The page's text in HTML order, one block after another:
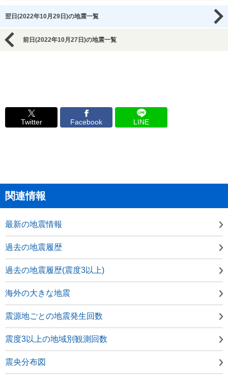
翌日(2022年10月29日)の地震一覧
前日(2022年10月27日)の地震一覧
Twitter Facebook LINE
関連情報
最新の地震情報
過去の地震履歴
過去の地震履歴(震度3以上)
海外の大きな地震
震源地ごとの地震発生回数
震度3以上の地域別観測回数
震央分布図